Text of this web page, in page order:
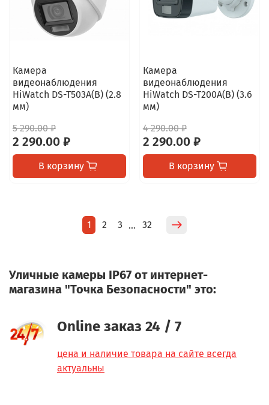
Камера
видеонаблюдения
HiWatch DS-T503A(B) (2.8
мм)
5 290.00 ₽
2 290.00 ₽
В корзину
Камера
видеонаблюдения
HiWatch DS-T200A(B) (3.6
мм)
4 290.00 ₽
2 290.00 ₽
В корзину
1 2 3 … 32
Уличные камеры IP67 от интернет-
магазина "Точка Безопасности" это:
Online заказ 24 / 7
цена и наличие товара на сайте всегда
актуальны